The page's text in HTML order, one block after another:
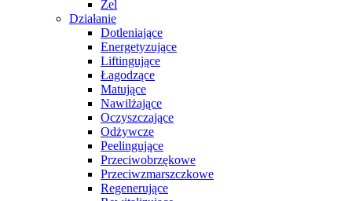
Żel
Działanie
Dotleniające
Energetyzujące
Liftingujące
Łagodzące
Matujące
Nawilżające
Oczyszczające
Odżywcze
Peelingujące
Przeciwobrzękowe
Przeciwzmarszczkowe
Regenerujące